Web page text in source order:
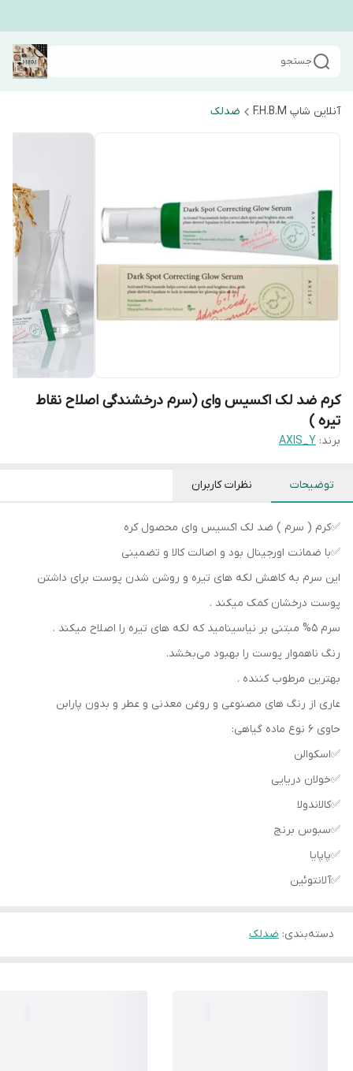
جستجو
آنلاین شاپ F.H.B.M ضدلک
کرم ضد لک اکسیس وای (سرم درخشندگی اصلاح نقاط
تیره )
برند: AXIS_Y
توضیحات نظرات کاربران
✅️کرم ( سرم ) ضد لک اکسیس وای محصول کره
✅️با ضمانت اورجینال بود و اصالت کالا و تضمینی
این سرم به کاهش لکه های تیره و روشن شدن پوست برای داشتن
پوست درخشان کمک میکند .
سرم 5% مبتنی بر نیاسینامید که لکه های تیره را اصلاح میکند .
رنگ ناهموار پوست را بهبود می‌بخشد.
بهترین مرطوب کننده .
عاری از رنگ های مصنوعی و روغن معدنی و عطر و بدون پارابن
حاوی ۶ نوع ماده گیاهی:
✅️اسکوالن
✅️خولان دریایی
✅️کالاندولا
✅️سبوس برنج
✅️پاپایا
✅️آلانتوئین
دسته‌بندی: ضدلک